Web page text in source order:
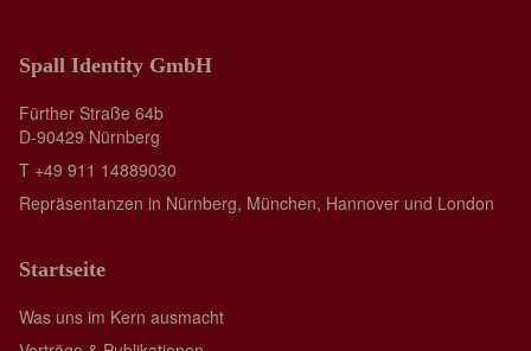
Spall Identity GmbH
Fürther Straße 64b
D-90429 Nürnberg
T +49 911 14889030
Repräsentanzen in Nürnberg, München, Hannover und London
Startseite
Was uns im Kern ausmacht